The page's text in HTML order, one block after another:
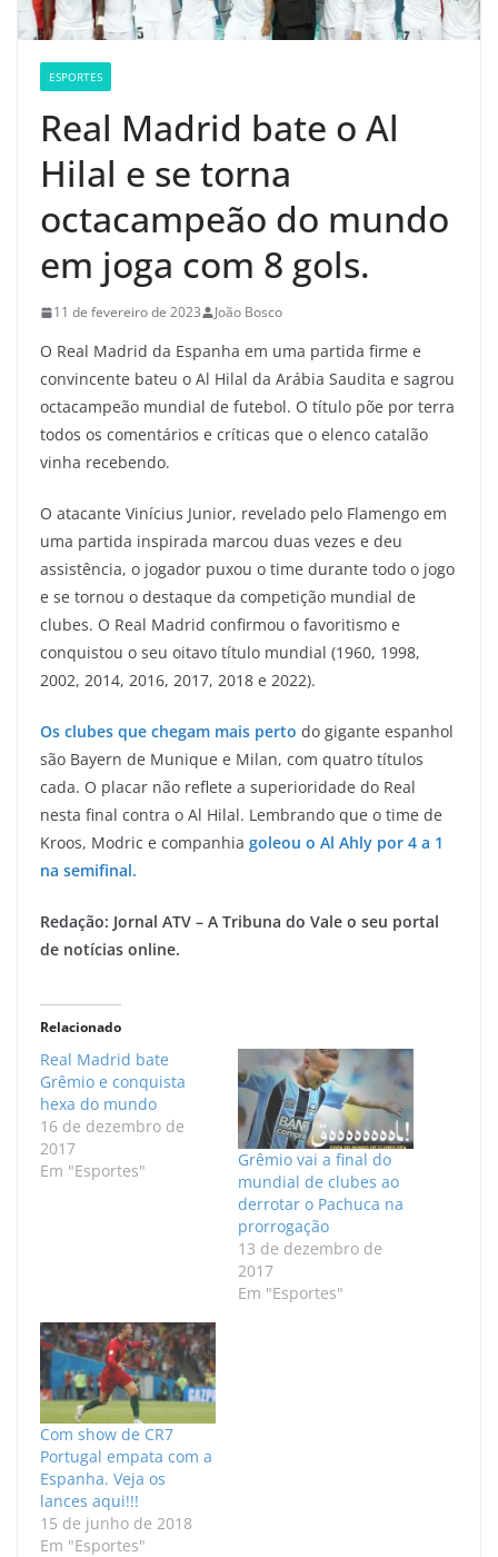
ESPORTES
Real Madrid bate o Al
Hilal e se torna
octacampeão do mundo
em joga com 8 gols.
11 de fevereiro de 2023 João Bosco
O Real Madrid da Espanha em uma partida firme e
convincente bateu o Al Hilal da Arábia Saudita e sagrou
octacampeão mundial de futebol. O título põe por terra
todos os comentários e críticas que o elenco catalão
vinha recebendo.
O atacante Vinícius Junior, revelado pelo Flamengo em
uma partida inspirada marcou duas vezes e deu
assistência, o jogador puxou o time durante todo o jogo
e se tornou o destaque da competição mundial de
clubes. O Real Madrid confirmou o favoritismo e
conquistou o seu oitavo título mundial (1960, 1998,
2002, 2014, 2016, 2017, 2018 e 2022).
Os clubes que chegam mais perto do gigante espanhol
são Bayern de Munique e Milan, com quatro títulos
cada. O placar não reflete a superioridade do Real
nesta final contra o Al Hilal. Lembrando que o time de
Kroos, Modric e companhia goleou o Al Ahly por 4 a 1
na semifinal.
Redação: Jornal ATV – A Tribuna do Vale o seu portal
de notícias online.
Relacionado
Real Madrid bate
Grêmio e conquista
hexa do mundo
16 de dezembro de
2017
Em "Esportes"
Grêmio vai a final do
mundial de clubes ao
derrotar o Pachuca na
prorrogação
13 de dezembro de
2017
Em "Esportes"
Com show de CR7
Portugal empata com a
Espanha. Veja os
lances aqui!!!
15 de junho de 2018
Em "Esportes"